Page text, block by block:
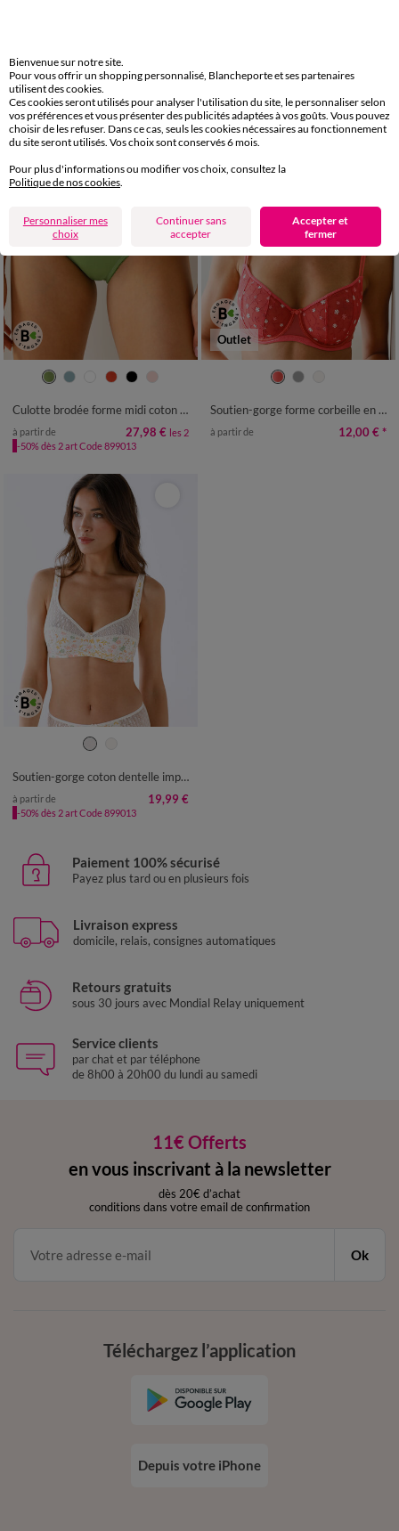
24,00 €* les 3 à partir de 12,00 €
38/40 42/44 46/48
50/52
Culotte brodée forme midi coton uni Olbia - lot de 2
à partir de 27,98 € les 2
-50% dès 2 art Code 899013
Outlet
Soutien-gorge forme corbeille en tulle brodé Oliena - avec armatures
à partir de 12,00 € *
Soutien-gorge coton dentelle imprimé fleuri Coria - sans armatures
à partir de 19,99 €
-50% dès 2 art Code 899013
Paiement 100% sécurisé
Payez plus tard ou en plusieurs fois
Livraison express
domicile, relais, consignes automatiques
Retours gratuits
sous 30 jours avec Mondial Relay uniquement
Service clients
par chat et par téléphone
de 8h00 à 20h00 du lundi au samedi
11€ Offerts
en vous inscrivant à la newsletter
dès 20€ d’achat
conditions dans votre email de confirmation
Ok
Téléchargez l’application
Depuis votre iPhone
Bienvenue sur notre site.
Pour vous offrir un shopping personnalisé, Blancheporte et ses partenaires
utilisent des cookies.
Ces cookies seront utilisés pour analyser l'utilisation du site, le personnaliser selon
vos préférences et vous présenter des publicités adaptées à vos goûts. Vous pouvez
choisir de les refuser. Dans ce cas, seuls les cookies nécessaires au fonctionnement
du site seront utilisés. Vos choix sont conservés 6 mois.
Pour plus d'informations ou modifier vos choix, consultez la
Politique de nos cookies.
Personnaliser mes
choix
Continuer sans
accepter
Accepter et
fermer